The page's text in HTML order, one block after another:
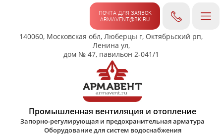
ПОЧТА ДЛЯ ЗАЯВОК
ARMAVENT@BK.RU
140060, Московская обл, Люберцы г, Октябрьский рп,
Ленина ул,
дом № 47, павильон 2-041/1
Промышленная вентиляция и отопление
Запорно-регулирующая и предохранительная арматура
Оборудование для систем водоснабжения